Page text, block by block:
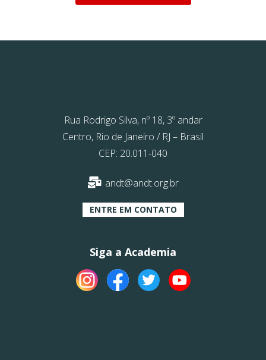
Rua Rodrigo Silva, nº 18, 3º andar
Centro, Rio de Janeiro / RJ – Brasil
CEP: 20.011-040
andt@andt.org.br
ENTRE EM CONTATO
Siga a Academia